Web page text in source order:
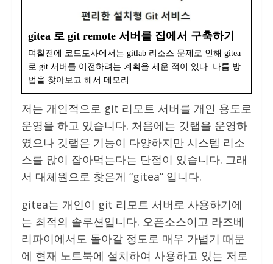
gitea 로 git remote 서버를 집에서 구축하기
며칠전에 코드도사에서는 gitlab 리소스 문제로 인해 gitea
로 git 서버를 이전하려는 계획을 세운 적이 있다. 나름 방
법을 찾아보고 해서 메모리
저는 개인적으로 git 리모트 서버를 개인 용도로
운영을 하고 있습니다. 처음에는 깃랩을 운영하
였으나 깃랩은 기능이 다양하지만 시스템 리소
스를 많이 잡아먹는다는 단점이 있습니다. 그래
서 대체원으로 찾은게 “gitea” 입니다.
gitea는 개인이 git 리모트 서버로 사용하기에
는 최적의 솔루션입니다. 오픈소스이고 라즈베
리파이에서도 돌아갈 정도로 매우 가볍기 때문
에 현재 노트북에 설치하여 사용하고 있는 저로